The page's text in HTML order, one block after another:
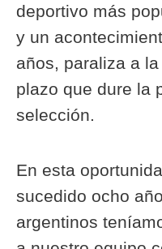
deportivo más
y un
años, paraliza a
plazo que dure la
selección.
En esta
sucedido ocho
argentinos